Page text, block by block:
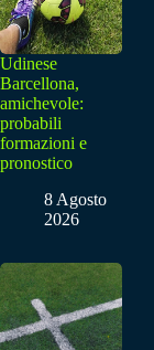
Udinese
Barcellona,
amichevole:
probabili
formazioni e
pronostico
8 Agosto
2026